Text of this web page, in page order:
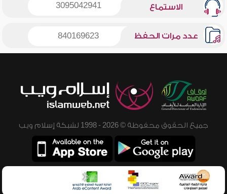
الاستماع 3095042941
عدد مرات الحفظ 840169623
جميع الحقوق محفوظة © 2026 - 1998 لشبكة إسلام ويب